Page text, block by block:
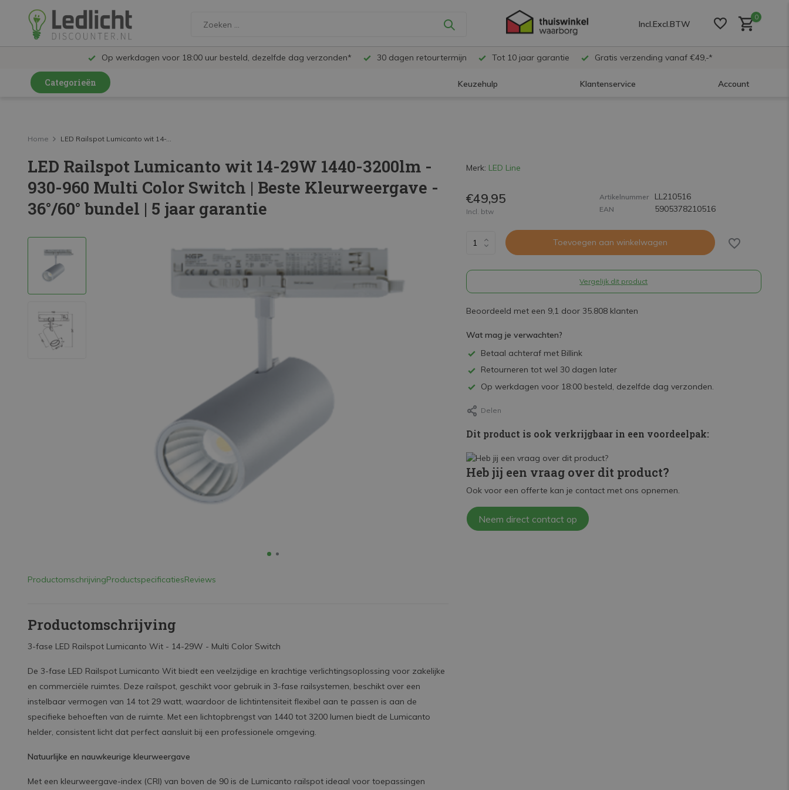
Incl.Excl.BTW
0
Op werkdagen voor 18:00 uur besteld, dezelfde dag verzonden* 30 dagen retourtermijn Tot 10 jaar garantie Gratis verzending vanaf €49,-*
Categorieën Keuzehulp Klantenservice Account
LED Railspots
LED Panelen
LED TL
LED Plafondlampen en Wandlampen
LED Strips
LED Buitenverlichting
LED Noodverlichting
Home LED Railspot Lumicanto wit 14-...
LED Railspot Lumicanto wit 14-29W 1440-3200lm -
930-960 Multi Color Switch | Beste Kleurweergave -
36°/60° bundel | 5 jaar garantie
ProductomschrijvingProductspecificatiesReviews
Productomschrijving
3-fase LED Railspot Lumicanto Wit - 14-29W - Multi Color Switch
De 3-fase LED Railspot Lumicanto Wit biedt een veelzijdige en krachtige verlichtingsoplossing voor zakelijke
en commerciële ruimtes. Deze railspot, geschikt voor gebruik in 3-fase railsystemen, beschikt over een
instelbaar vermogen van 14 tot 29 watt, waardoor de lichtintensiteit flexibel aan te passen is aan de
specifieke behoeften van de ruimte. Met een lichtopbrengst van 1440 tot 3200 lumen biedt de Lumicanto
helder, consistent licht dat perfect aansluit bij een professionele omgeving.
Natuurlijke en nauwkeurige kleurweergave
Met een kleurweergave-index (CRI) van boven de 90 is de Lumicanto railspot ideaal voor toepassingen
Merk: LED Line
€49,95
Incl. btw
Artikelnummer LL210516
EAN 5905378210516
Toevoegen aan winkelwagen
Vergelijk dit product
Beoordeeld met een 9,1 door 35.808 klanten
Wat mag je verwachten?
Betaal achteraf met Billink
Retourneren tot wel 30 dagen later
Op werkdagen voor 18:00 besteld, dezelfde dag verzonden.
Delen
Dit product is ook verkrijgbaar in een voordeelpak:
Heb jij een vraag over dit product?
Ook voor een offerte kan je contact met ons opnemen.
Neem direct contact op